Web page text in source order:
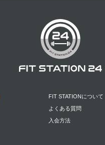
FIT STATIONについて
よくある質問
入会方法